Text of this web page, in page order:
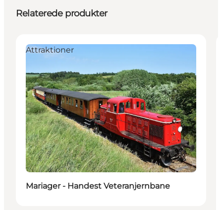
Relaterede produkter
Attraktioner
Mariager - Handest Veteranjernbane